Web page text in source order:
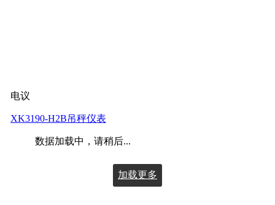
电议
XK3190-H2B吊秤仪表
数据加载中，请稍后...
加载更多